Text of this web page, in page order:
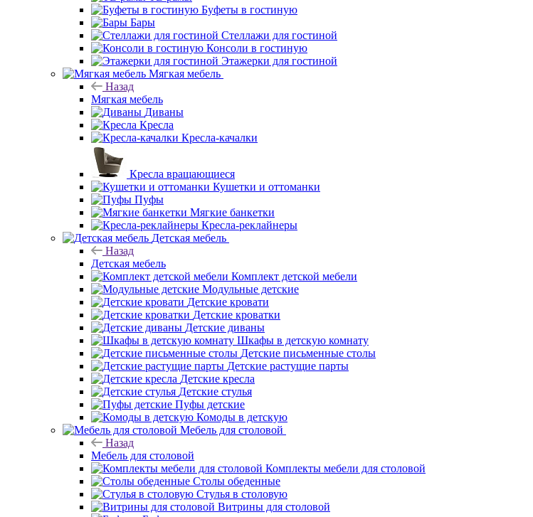
Буфеты в гостиную
Бары
Стеллажи для гостиной
Консоли в гостиную
Этажерки для гостиной
Мягкая мебель
Назад
Мягкая мебель
Диваны
Кресла
Кресла-качалки
Кресла вращающиеся
Кушетки и оттоманки
Пуфы
Мягкие банкетки
Кресла-реклайнеры
Детская мебель
Назад
Детская мебель
Комплект детской мебели
Модульные детские
Детские кровати
Детские кроватки
Детские диваны
Шкафы в детскую комнату
Детские письменные столы
Детские растущие парты
Детские кресла
Детские стулья
Пуфы детские
Комоды в детскую
Мебель для столовой
Назад
Мебель для столовой
Комплекты мебели для столовой
Столы обеденные
Стулья в столовую
Витрины для столовой